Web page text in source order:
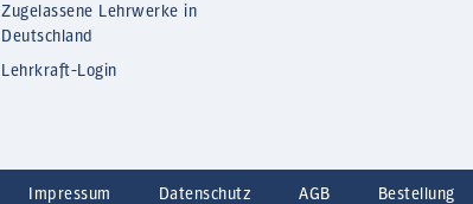
Zugelassene Lehrwerke in
Deutschland
Lehrkraft-Login
Impressum Datenschutz AGB Bestellung